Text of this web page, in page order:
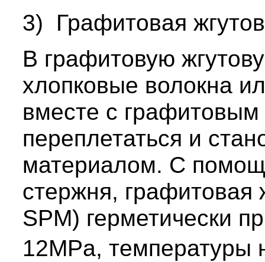
3) Графитовая
В графитовую
хлопковые волокна
вместе с
переплетаться и
материалом. С
стержня, графитовая
SPM) герметически
12MPa,